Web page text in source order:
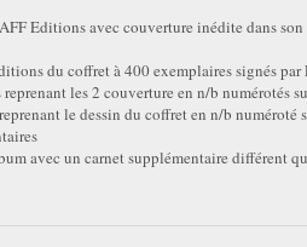
Editions avec couverture inédite dans
du coffret à 400 exemplaires signés
les 2 couverture en n/b numérotés
le dessin du coffret en n/b
avec un carnet supplémentaire différent